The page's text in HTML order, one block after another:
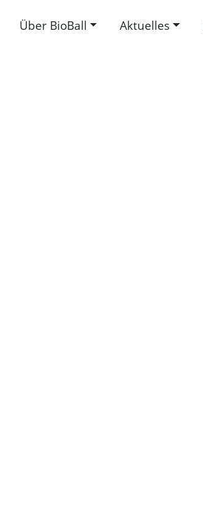
Über BioBall Aktuelles